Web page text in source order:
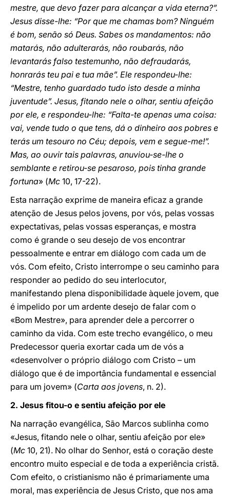
mestre, que devo fazer para alcançar a vida eterna?”.
Jesus disse-lhe: “Por que me chamas bom? Ninguém
é bom, senão só Deus. Sabes os mandamentos: não
matarás, não adulterarás, não roubarás, não
levantarás falso testemunho, não defraudarás,
honrarás teu pai e tua mãe”. Ele respondeu-lhe:
“Mestre, tenho guardado tudo isto desde a minha
juventude”. Jesus, fitando nele o olhar, sentiu afeição
por ele, e respondeu-lhe: “Falta-te apenas uma coisa:
vai, vende tudo o que tens, dá o dinheiro aos pobres e
terás um tesouro no Céu; depois, vem e segue-me!”.
Mas, ao ouvir tais palavras, anuviou-se-lhe o
semblante e retirou-se pesaroso, pois tinha grande
fortuna» (Mc 10, 17-22).
Esta narração exprime de maneira eficaz a grande
atenção de Jesus pelos jovens, por vós, pelas vossas
expectativas, pelas vossas esperanças, e mostra
como é grande o seu desejo de vos encontrar
pessoalmente e entrar em diálogo com cada um de
vós. Com efeito, Cristo interrompe o seu caminho para
responder ao pedido do seu interlocutor,
manifestando plena disponibilidade àquele jovem, que
é impelido por um ardente desejo de falar com o
«Bom Mestre», para aprender dele a percorrer o
caminho da vida. Com este trecho evangélico, o meu
Predecessor queria exortar cada um de vós a
«desenvolver o próprio diálogo com Cristo – um
diálogo que é de importância fundamental e essencial
para um jovem» (Carta aos jovens, n. 2).
2. Jesus fitou-o e sentiu afeição por ele
Na narração evangélica, São Marcos sublinha como
«Jesus, fitando nele o olhar, sentiu afeição por ele»
(Mc 10, 21). No olhar do Senhor, está o coração deste
encontro muito especial e de toda a experiência cristã.
Com efeito, o cristianismo não é primariamente uma
moral, mas experiência de Jesus Cristo, que nos ama